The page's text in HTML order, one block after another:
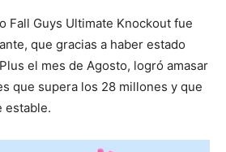
Fall Guys Ultimate Knockout fue
que gracias a haber estado
el mes de Agosto, logró amasar
que supera los 28 millones y que
estable.